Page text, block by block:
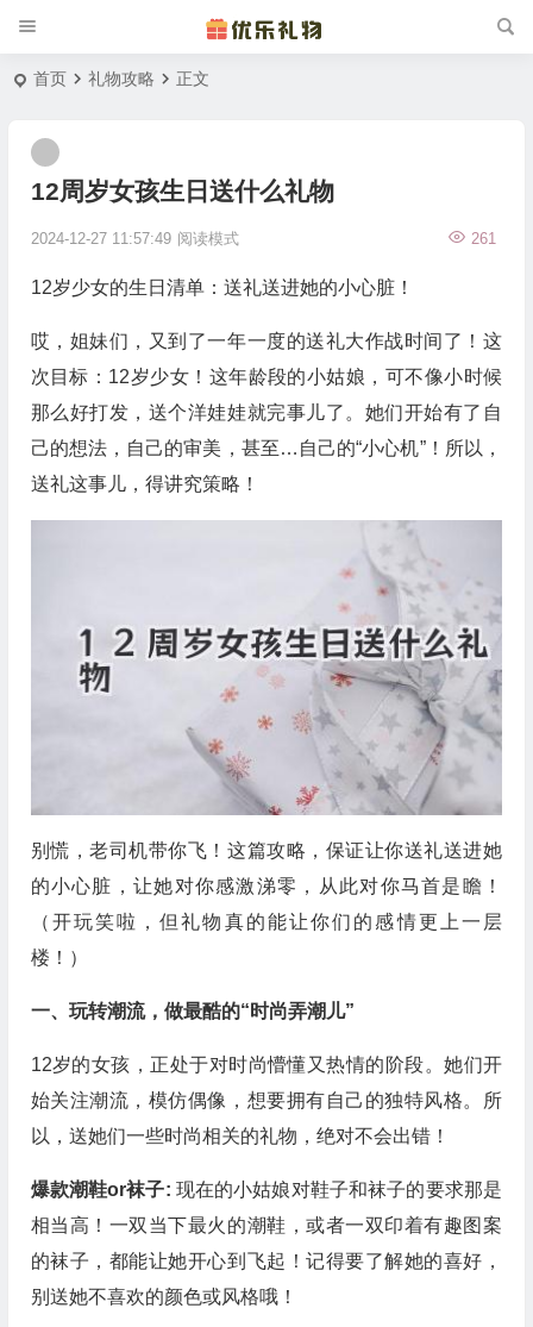
首页 礼物攻略 正文
12周岁女孩生日送什么礼物
2024-12-27 11:57:49 261
阅读模式
12岁少女的生日清单：送礼送进她的小心脏！
哎，姐妹们，又到了一年一度的送礼大作战时间了！这
次目标：12岁少女！这年龄段的小姑娘，可不像小时候
那么好打发，送个洋娃娃就完事儿了。她们开始有了自
己的想法，自己的审美，甚至…自己的“小心机”！所以，
送礼这事儿，得讲究策略！
别慌，老司机带你飞！这篇攻略，保证让你送礼送进她
的小心脏，让她对你感激涕零，从此对你马首是瞻！
（开玩笑啦，但礼物真的能让你们的感情更上一层
楼！）
一、玩转潮流，做最酷的“时尚弄潮儿”
12岁的女孩，正处于对时尚懵懂又热情的阶段。她们开
始关注潮流，模仿偶像，想要拥有自己的独特风格。所
以，送她们一些时尚相关的礼物，绝对不会出错！
爆款潮鞋or袜子: 现在的小姑娘对鞋子和袜子的要求那是
相当高！一双当下最火的潮鞋，或者一双印着有趣图案
的袜子，都能让她开心到飞起！记得要了解她的喜好，
别送她不喜欢的颜色或风格哦！